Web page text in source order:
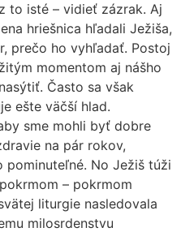
to isté – vidieť zázrak. Aj
hriešnica hľadali Ježiša,
prečo ho vyhľadať. Postoj
momentom aj nášho
Často sa však
ešte väčší hlad.
sme mohli byť dobre
na pár rokov,
pominuteľné. No Ježiš túži
– pokrmom
liturgie nasledovala
milosrdenstvu